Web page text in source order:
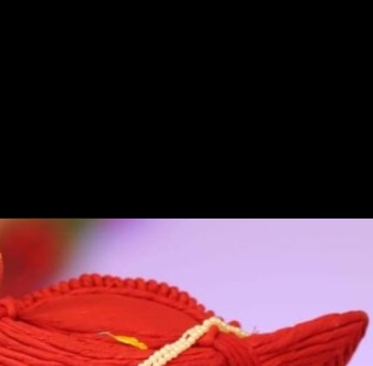
bageshwardhamji.net/